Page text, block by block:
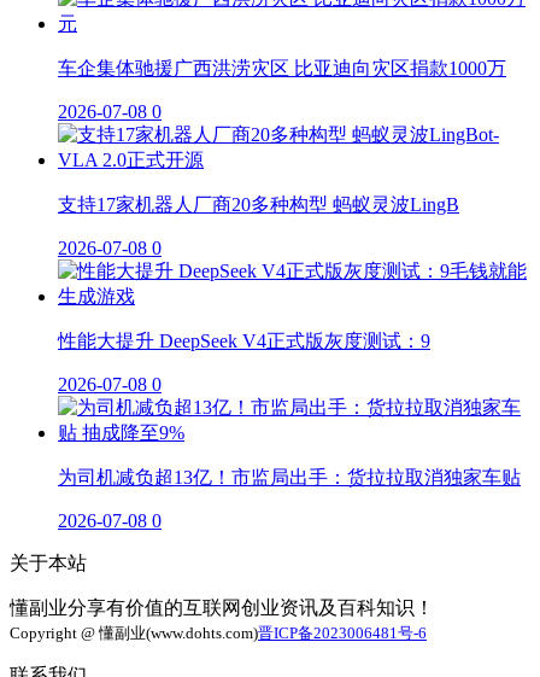
车企集体驰援广西洪涝灾区 比亚迪向灾区捐款1000万
2026-07-08 0
支持17家机器人厂商20多种构型 蚂蚁灵波LingB
2026-07-08 0
性能大提升 DeepSeek V4正式版灰度测试：9
2026-07-08 0
为司机减负超13亿！市监局出手：货拉拉取消独家车贴
2026-07-08 0
关于本站
懂副业分享有价值的互联网创业资讯及百科知识！
Copyright @ 懂副业(www.dohts.com)晋ICP备2023006481号-6